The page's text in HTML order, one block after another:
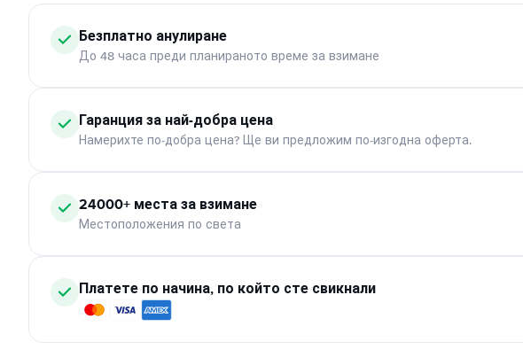
Безплатно анулиране
До 48 часа преди планираното време за взимане
Гаранция за най-добра цена
Намерихте по-добра цена? Ще ви предложим по-изгодна оферта.
24000+ места за взимане
Местоположения по света
Платете по начина, по който сте свикнали